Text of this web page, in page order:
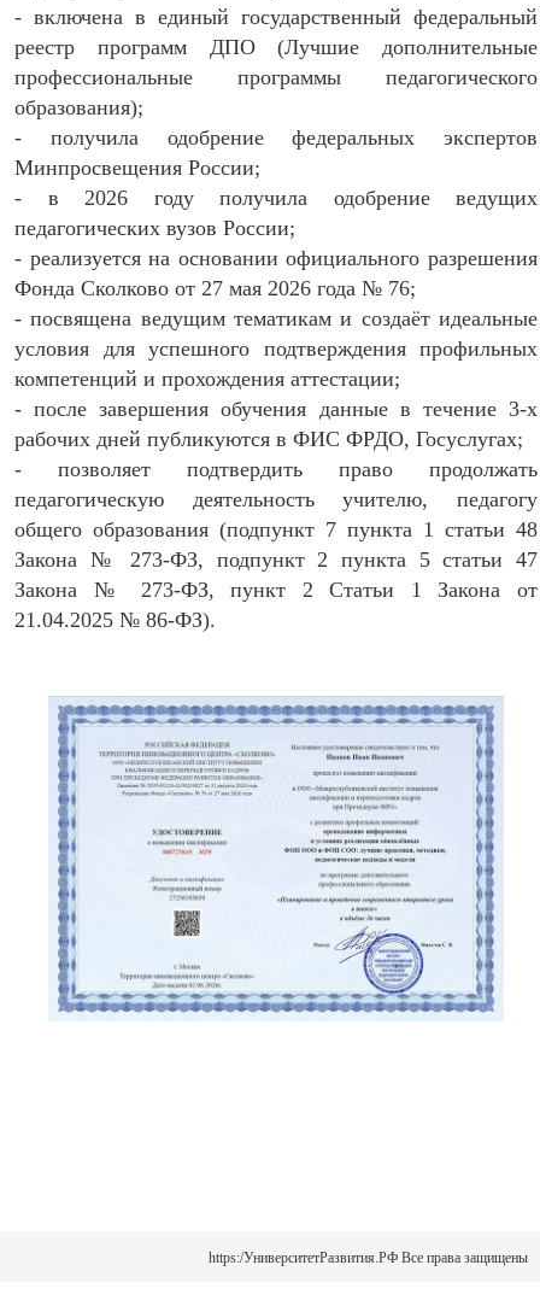
- включена в единый государственный федеральный
реестр программ ДПО (Лучшие дополнительные
профессиональные программы педагогического
образования);
- получила одобрение федеральных экспертов
Минпросвещения России;
- в 2026 году получила одобрение ведущих
педагогических вузов России;
- реализуется на основании официального разрешения
Фонда Сколково от 27 мая 2026 года № 76;
- посвящена ведущим тематикам и создаёт идеальные
условия для успешного подтверждения профильных
компетенций и прохождения аттестации;
- после завершения обучения данные в течение 3-х
рабочих дней публикуются в ФИС ФРДО, Госуслугах;
- позволяет подтвердить право продолжать
педагогическую деятельность учителю, педагогу
общего образования (подпункт 7 пункта 1 статьи 48
Закона № 273-ФЗ, подпункт 2 пункта 5 статьи 47
Закона № 273-ФЗ, пункт 2 Статьи 1 Закона от
21.04.2025 № 86-ФЗ).
https:/УниверситетРазвития.РФ Все права защищены